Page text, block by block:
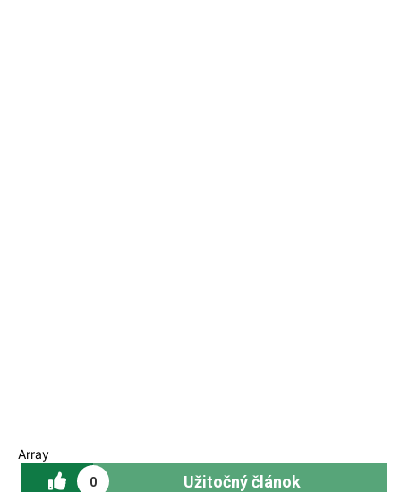
Array
0 Užitočný článok